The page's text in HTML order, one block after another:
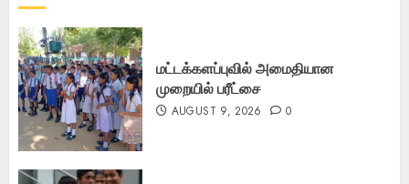
மட்டக்களப்புவில் அமைதியான
முறையில் பரீட்சை
AUGUST 9, 2026 0